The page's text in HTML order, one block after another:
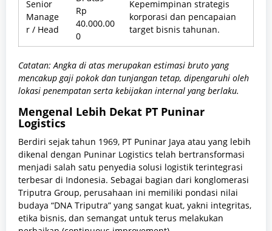
Senior
Manage
r / Head
Rp
40.000.00
0
Kepemimpinan strategis
korporasi dan pencapaian
target bisnis tahunan.
Catatan: Angka di atas merupakan estimasi bruto yang
mencakup gaji pokok dan tunjangan tetap, dipengaruhi oleh
lokasi penempatan serta kebijakan internal yang berlaku.
Mengenal Lebih Dekat PT Puninar
Logistics
Berdiri sejak tahun 1969, PT Puninar Jaya atau yang lebih
dikenal dengan Puninar Logistics telah bertransformasi
menjadi salah satu penyedia solusi logistik terintegrasi
terbesar di Indonesia. Sebagai bagian dari konglomerasi
Triputra Group, perusahaan ini memiliki pondasi nilai
budaya “DNA Triputra” yang sangat kuat, yakni integritas,
etika bisnis, dan semangat untuk terus melakukan